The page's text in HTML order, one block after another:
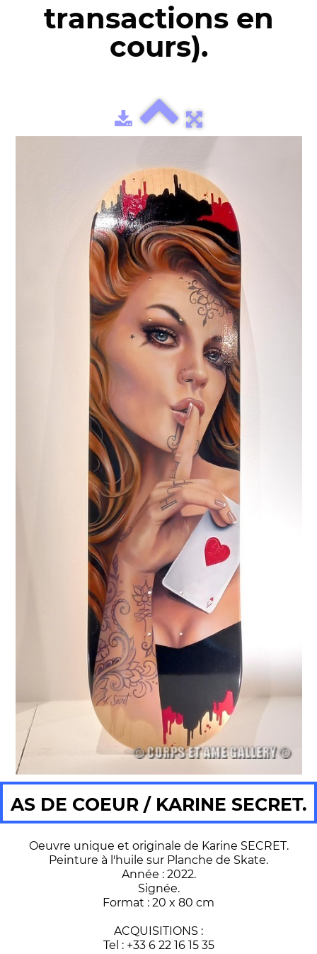
transactions en
cours).
AS DE COEUR / KARINE SECRET.
Oeuvre unique et originale de Karine SECRET.
Peinture à l'huile sur Planche de Skate.
Année : 2022.
Signée.
Format : 20 x 80 cm
ACQUISITIONS :
Tel : +33 6 22 16 15 35